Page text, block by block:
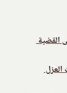
القضية
العزل